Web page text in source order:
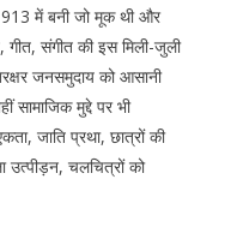
में बनी जो मूक थी और
संगीत की इस मिली-जुली
जनसमुदाय को आसानी
सामाजिक मुद्दे पर भी
जाति प्रथा, छात्रों की
उत्पीड़न, चलचित्रों को